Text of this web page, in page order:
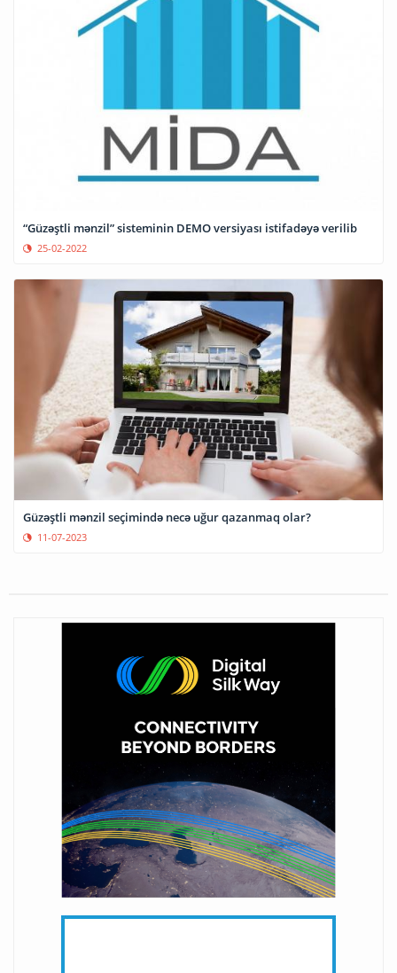
“Güzəştli mənzil” sisteminin DEMO versiyası istifadəyə verilib
25-02-2022
Güzəştli mənzil seçimində necə uğur qazanmaq olar?
11-07-2023